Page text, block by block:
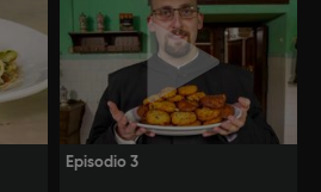
Episodio 3